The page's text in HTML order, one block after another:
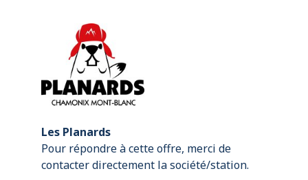
Les Planards
Pour répondre à cette offre, merci de
contacter directement la société/station.